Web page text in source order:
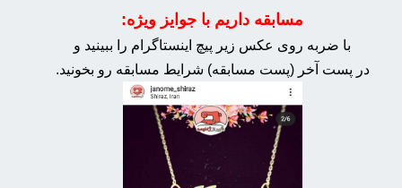
مسابقه داریم با جوایز ویژه:
با ضربه روی عکس زیر پیچ اینستاگرام را ببینید و
در پست آخر (پست مسابقه) شرایط مسابقه رو بخونید.